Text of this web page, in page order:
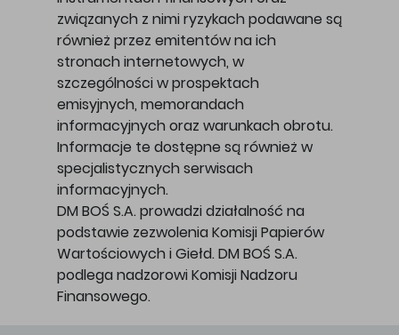
związanych z nimi ryzykach podawane są
również przez emitentów na ich
stronach internetowych, w
szczególności w prospektach
emisyjnych, memorandach
informacyjnych oraz warunkach obrotu.
Informacje te dostępne są również w
specjalistycznych serwisach
informacyjnych.
DM BOŚ S.A. prowadzi działalność na
podstawie zezwolenia Komisji Papierów
Wartościowych i Giełd. DM BOŚ S.A.
podlega nadzorowi Komisji Nadzoru
Finansowego.